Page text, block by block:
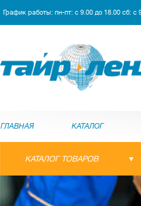
График работы: пн-пт: с 9.00 до 18.00 сб: с
ГЛАВНАЯ КАТАЛОГ
КАТАЛОГ ТОВАРОВ